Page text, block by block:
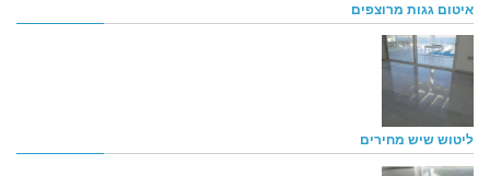
איטום גגות מרוצפים
ליטוש שיש מחירים